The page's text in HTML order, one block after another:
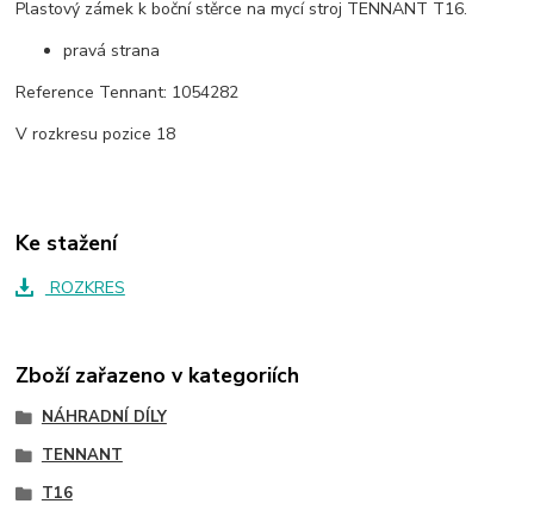
Plastový zámek k boční stěrce na mycí stroj TENNANT T16.
pravá strana
Reference Tennant: 1054282
V rozkresu pozice 18
Ke stažení
ROZKRES
Zboží zařazeno v kategoriích
NÁHRADNÍ DÍLY
TENNANT
T16